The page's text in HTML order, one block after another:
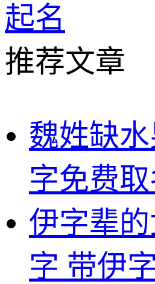
起名
推荐文章
魏姓缺
字免费取
伊字辈
字 带伊